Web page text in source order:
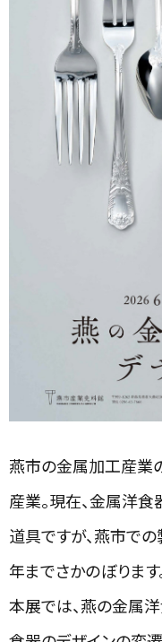
燕市の金属加工産業
産業。現在、金属洋
道具ですが、燕市での
年までさかのぼります
本展では、燕の金属